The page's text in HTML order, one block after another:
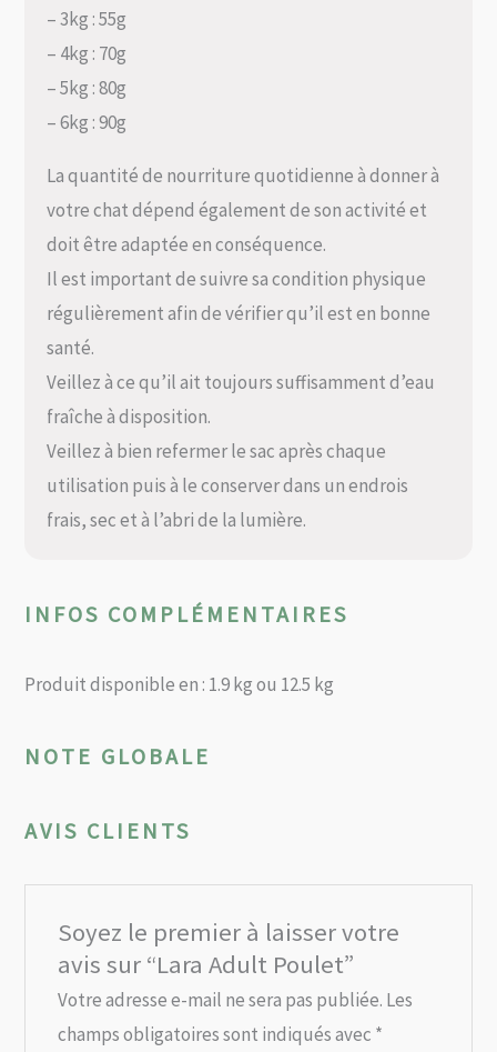
– 3kg : 55g
– 4kg : 70g
– 5kg : 80g
– 6kg : 90g
La quantité de nourriture quotidienne à donner à
votre chat dépend également de son activité et
doit être adaptée en conséquence.
Il est important de suivre sa condition physique
régulièrement afin de vérifier qu’il est en bonne
santé.
Veillez à ce qu’il ait toujours suffisamment d’eau
fraîche à disposition.
Veillez à bien refermer le sac après chaque
utilisation puis à le conserver dans un endrois
frais, sec et à l’abri de la lumière.
INFOS COMPLÉMENTAIRES
Produit disponible en : 1.9 kg ou 12.5 kg
NOTE GLOBALE
AVIS CLIENTS
Soyez le premier à laisser votre
avis sur “Lara Adult Poulet”
Votre adresse e-mail ne sera pas publiée. Les
champs obligatoires sont indiqués avec *